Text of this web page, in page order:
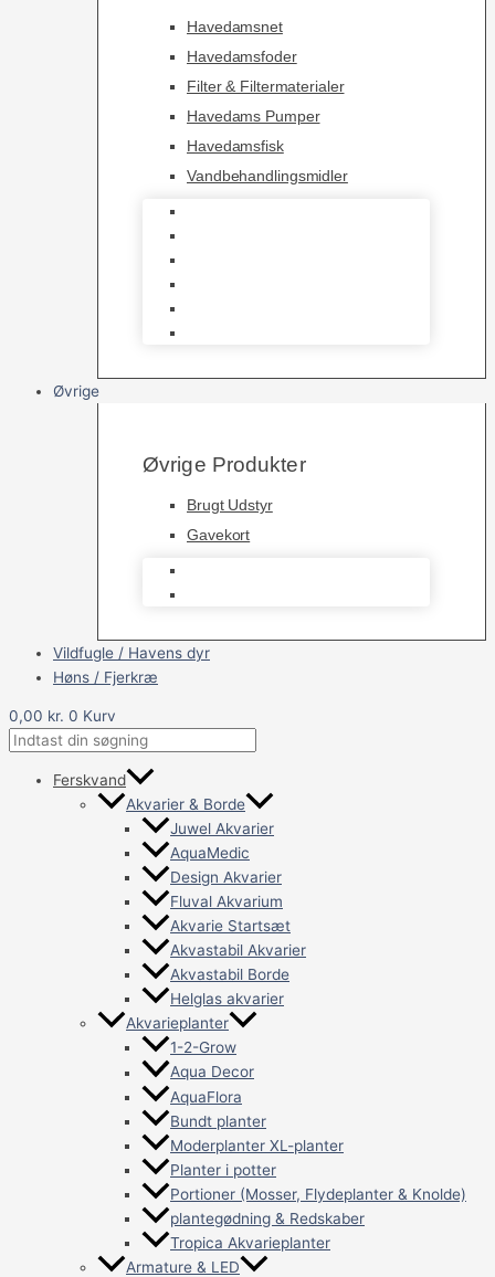
Havedamsnet
Havedamsfoder
Filter & Filtermaterialer
Havedams Pumper
Havedamsfisk
Vandbehandlingsmidler
Øvrige
Øvrige Produkter
Brugt Udstyr
Gavekort
Vildfugle / Havens dyr
Høns / Fjerkræ
0,00 kr. 0 Kurv
Ferskvand
Akvarier & Borde
Juwel Akvarier
AquaMedic
Design Akvarier
Fluval Akvarium
Akvarie Startsæt
Akvastabil Akvarier
Akvastabil Borde
Helglas akvarier
Akvarieplanter
1-2-Grow
Aqua Decor
AquaFlora
Bundt planter
Moderplanter XL-planter
Planter i potter
Portioner (Mosser, Flydeplanter & Knolde)
plantegødning & Redskaber
Tropica Akvarieplanter
Armature & LED